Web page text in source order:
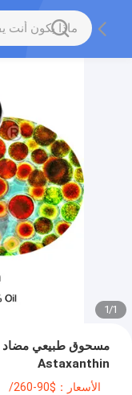
1
/
1
Astaxanthin
الأسعار：$90-260/kg